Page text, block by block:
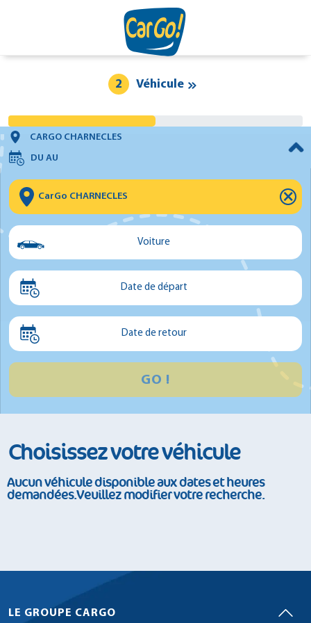
2 Véhicule
CARGO CHARNECLES
DU AU
⨯
Voiture
Date de départ
Date de retour
GO !
Choisissez votre véhicule
Aucun véhicule disponible aux dates et heures
demandées.Veuillez modifier votre recherche.
LE GROUPE CARGO